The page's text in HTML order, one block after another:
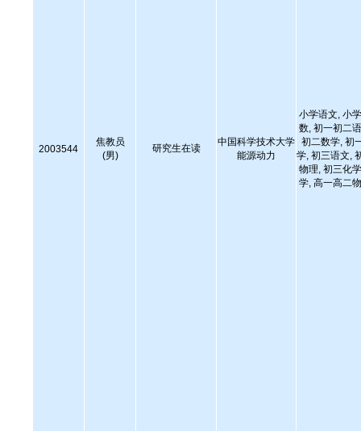
2003544
焦教员
(男)
研究生在读
中国科学技术大学
能源动力
小学语文, 小
数, 初一初二
初二数学, 初
学, 初三语文,
物理, 初三化
学, 高一高二